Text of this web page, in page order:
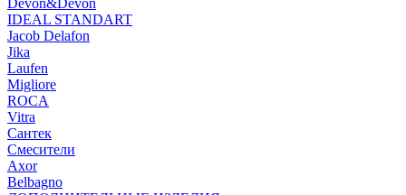
Devon&Devon
IDEAL STANDART
Jacob Delafon
Jika
Laufen
Migliore
ROCA
Vitra
Сантек
Смесители
Axor
Belbagno